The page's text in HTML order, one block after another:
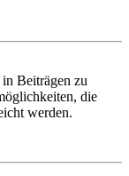
Beiträgen zu
die
werden.